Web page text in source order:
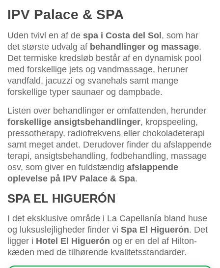
IPV Palace & SPA
Uden tvivl en af de spa i Costa del Sol , som har
det største udvalg af behandlinger og massage.
Det termiske kredsløb består af en dynamisk pool
med forskellige jets og vandmassage, heruner
vandfald, jacuzzi og svanehals samt mange
forskellige typer saunaer og dampbade.
Listen over behandlinger er omfattenden, herunder
forskellige ansigtsbehandlinger, kropspeeling,
pressotherapy, radiofrekvens eller chokoladeterapi
samt meget andet. Derudover finder du afslappende
terapi, ansigtsbehandling, fodbehandling, massage
osv, som giver en fuldstændig afslappende
oplevelse på IPV Palace & Spa.
SPA EL HIGUERÓN
I det eksklusive område i La Capellanía bland huse
og luksuslejligheder finder vi Spa El Higuerón. Det
ligger i Hotel El Higuerón og er en del af Hilton-
kæden med de tilhørende kvalitetsstandarder.